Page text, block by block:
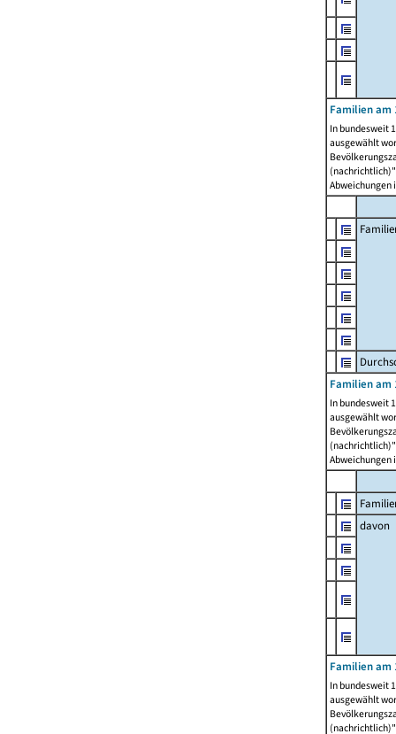
Familien am
In bundesweit
ausgewählt
Abweichungen
Familien am
In bundesweit
ausgewählt
Abweichungen
davon
Familien am
In bundesweit
ausgewählt